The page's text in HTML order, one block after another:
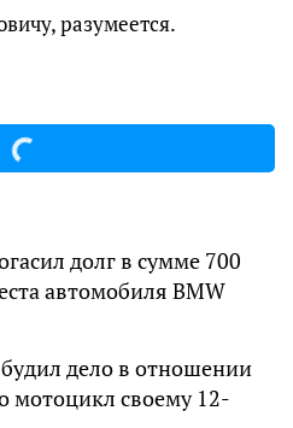
разумеется.
долг в сумме 700
автомобиля BMW
дело в отношении
мотоцикл своему 12-